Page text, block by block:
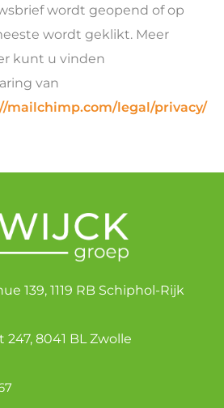
wordt geopend of op
wordt geklikt. Meer
kunt u vinden
van
mailchimp.com/legal/privacy/
139, 1119 RB Schiphol-Rijk
247, 8041 BL Zwolle